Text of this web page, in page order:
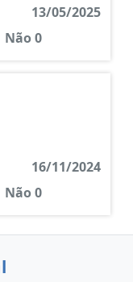
13/05/2025
Não0
16/11/2024
Não0